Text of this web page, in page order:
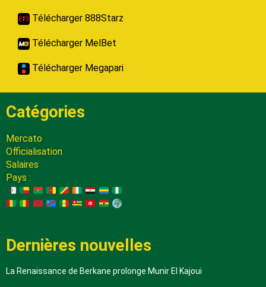
Télécharger 888Starz
Télécharger MelBet
Télécharger Megapari
Catégories
Mercato
Officialisation
Salaires
Pays :
Dernières nouvelles
La Renaissance de Berkane prolonge Munir El Kajoui